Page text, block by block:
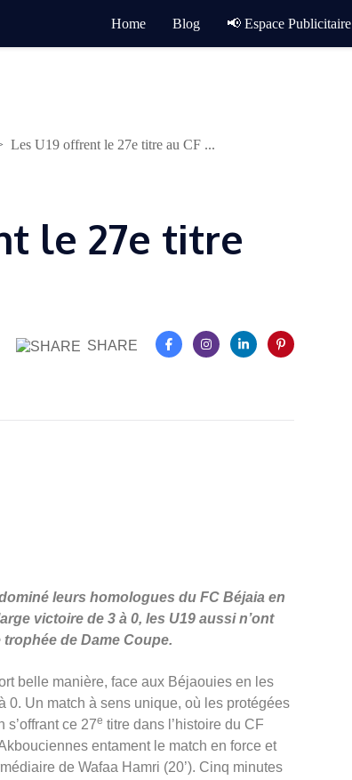
Home Blog 📢 Espace Publicitaire
Les U19 offrent le 27e titre au CF ...
le 27e titre
SHARE
leurs homologues du FC Béjaia en
victoire de 3 à 0, les U19 aussi n’ont
de Dame Coupe.
belle manière, face aux Béjaouies en les
0. Un match à sens unique, où les protégées
ce 27e titre dans l’histoire du CF
entament le match en force et
de Wafaa Hamri (20’). Cinq minutes